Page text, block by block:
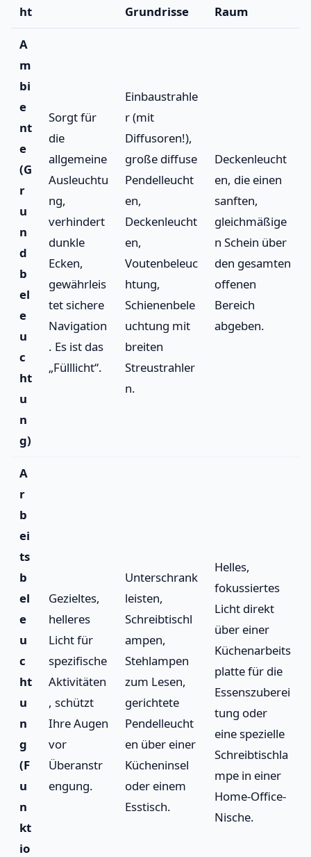
ht
Grundrisse
Raum
A
m
bi
e
nt
e
(G
r
u
n
d
b
el
e
u
c
ht
u
n
g)
Sorgt für
die
allgemeine
Ausleuchtu
ng,
verhindert
dunkle
Ecken,
gewährleis
tet sichere
Navigation
. Es ist das
„Fülllicht“.
Einbaustrahle
r (mit
Diffusoren!),
große diffuse
Pendelleucht
en,
Deckenleucht
en,
Voutenbeleuc
htung,
Schienenbele
uchtung mit
breiten
Streustrahler
n.
Deckenleucht
en, die einen
sanften,
gleichmäßige
n Schein über
den gesamten
offenen
Bereich
abgeben.
A
r
b
ei
ts
b
el
e
u
c
ht
u
n
g
(F
u
n
kt
io
Gezieltes,
helleres
Licht für
spezifische
Aktivitäten
, schützt
Ihre Augen
vor
Überanstr
engung.
Unterschrank
leisten,
Schreibtischl
ampen,
Stehlampen
zum Lesen,
gerichtete
Pendelleucht
en über einer
Kücheninsel
oder einem
Esstisch.
Helles,
fokussiertes
Licht direkt
über einer
Küchenarbeits
platte für die
Essenszuberei
tung oder
eine spezielle
Schreibtischla
mpe in einer
Home-Office-
Nische.